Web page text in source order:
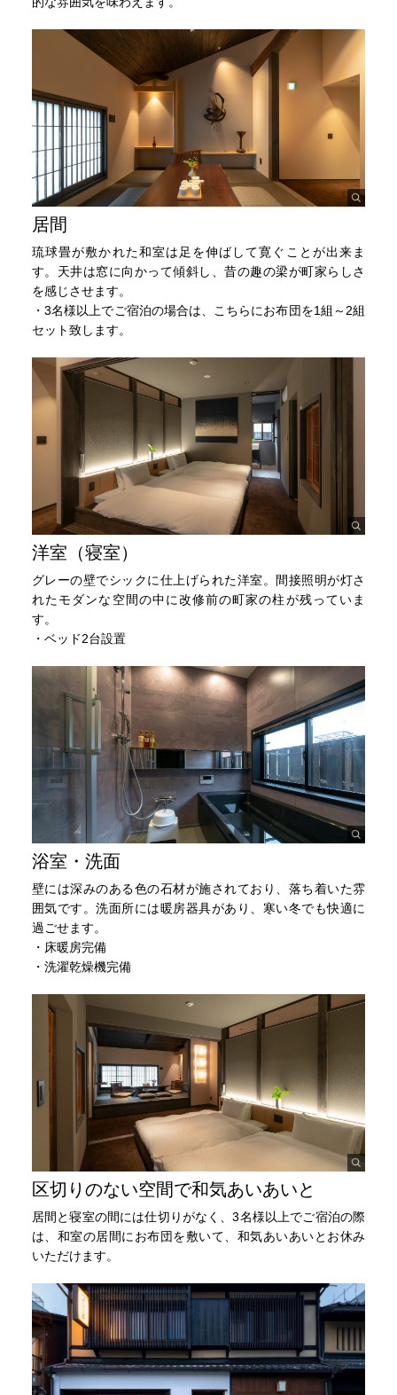
居間
琉球畳が敷かれた和室は足を伸ばして寛ぐことが出来ま
す。天井は窓に向かって傾斜し、昔の趣の梁が町家らしさ
を感じさせます。
・3名様以上でご宿泊の場合は、こちらにお布団を1組～2組
セット致します。
洋室（寝室）
グレーの壁でシックに仕上げられた洋室。間接照明が灯さ
れたモダンな空間の中に改修前の町家の柱が残っていま
す。
・ベッド2台設置
浴室・洗面
壁には深みのある色の石材が施されており、落ち着いた雰
囲気です。洗面所には暖房器具があり、寒い冬でも快適に
過ごせます。
・床暖房完備
・洗濯乾燥機完備
区切りのない空間で和気あいあいと
居間と寝室の間には仕切りがなく、3名様以上でご宿泊の際
は、和室の居間にお布団を敷いて、和気あいあいとお休み
いただけます。